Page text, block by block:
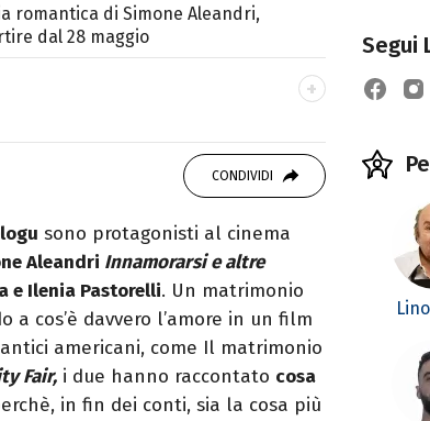
romantica di Simone Aleandri,
dal 28 maggio
di manga e film, cultore di
Tarantino e musicista nel
CONDIVIDI
sono protagonisti al cinema
Aleandri Innamorarsi e altre
e Ilenia Pastorelli. Un matrimonio
cos’è davvero l’amore in un film
americani, come Il matrimonio
Fair, i due hanno raccontato cosa
in fin dei conti, sia la cosa più
Segui